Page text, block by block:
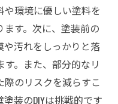
環境に優しい塗料を
す。次に、塗装前の
や汚れをしっかりと落
。また、部分的なリ
のリスクを減らすこ
装のDIYは挑戦的です